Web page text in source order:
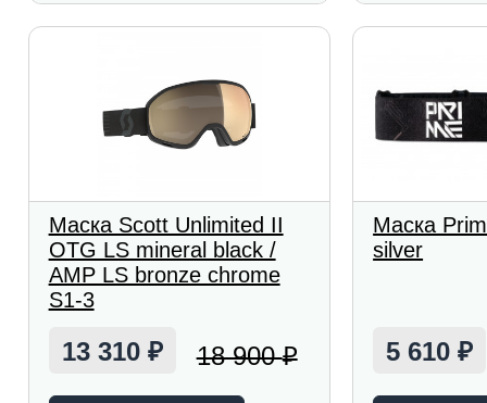
Маска Scott Unlimited II
OTG LS mineral black /
AMP LS bronze chrome
S1-3
13 310 ₽ 18 900₽
Маска
silver
5 610₽